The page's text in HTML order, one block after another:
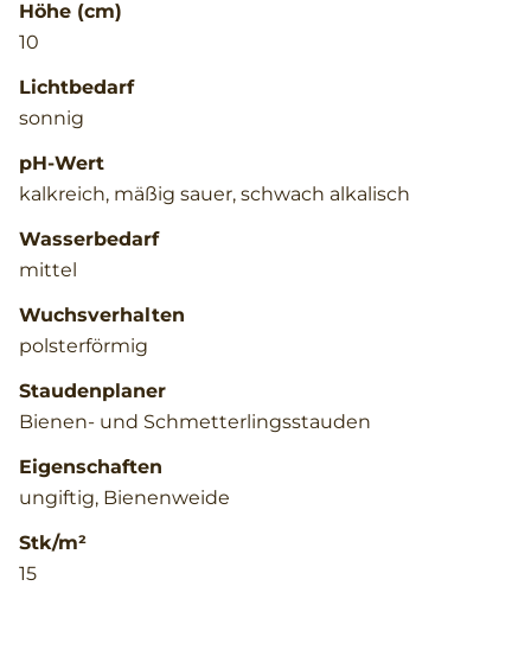
Höhe (cm)
10
Lichtbedarf
sonnig
pH-Wert
kalkreich, mäßig sauer, schwach alkalisch
Wasserbedarf
mittel
Wuchsverhalten
polsterförmig
Staudenplaner
Bienen- und Schmetterlingsstauden
Eigenschaften
ungiftig, Bienenweide
Stk/m²
15